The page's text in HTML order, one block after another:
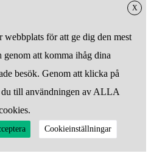
X
webbplats för att ge dig den mest
genom att komma ihåg dina
besök. Genom att klicka på
till användningen av ALLA
Cookieinställningar